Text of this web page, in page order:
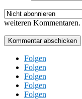
weiteren
Kommentar abschicken
Folgen
Folgen
Folgen
Folgen
Folgen